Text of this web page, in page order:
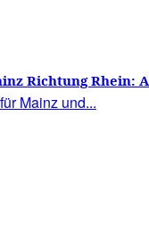
Richtung Rhein:
die Mainzer